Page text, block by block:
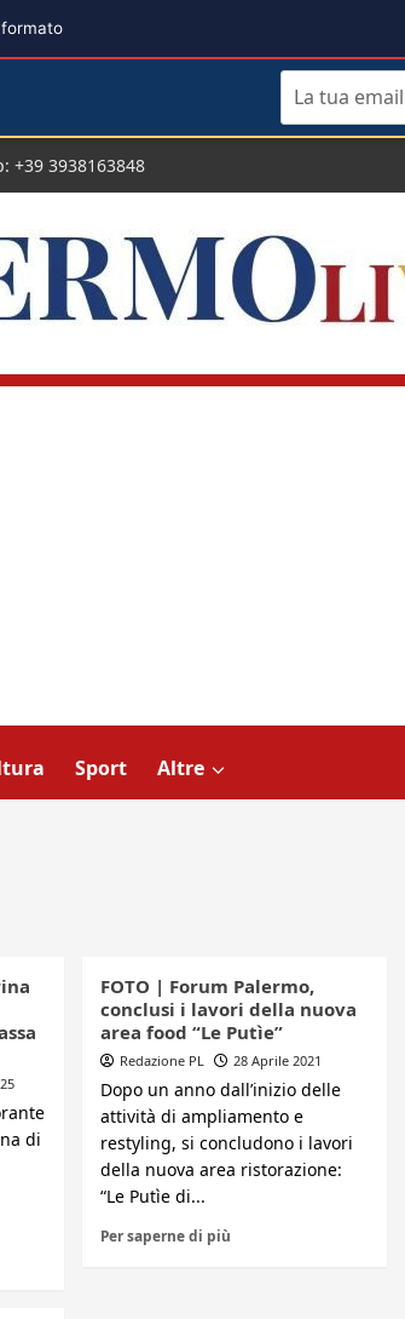
+39 3938163848
Sport Altre
di
FOTO | Forum Palermo,
conclusi i lavori della nuova
area food “Le Putìe”
Redazione PL 28 Aprile 2021
Dopo un anno dall’inizio delle
attività di ampliamento e
restyling, si concludono i lavori
della nuova area ristorazione:
“Le Putìe di...
Per saperne di più